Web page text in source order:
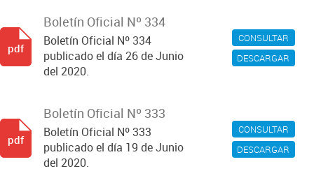
CONSULTAR
DESCARGAR
Boletín Oficial Nº 334
Boletín Oficial Nº 334
publicado el día 26 de Junio
del 2020.
pdf
CONSULTAR
DESCARGAR
Boletín Oficial Nº 333
Boletín Oficial Nº 333
publicado el día 19 de Junio
del 2020.
pdf